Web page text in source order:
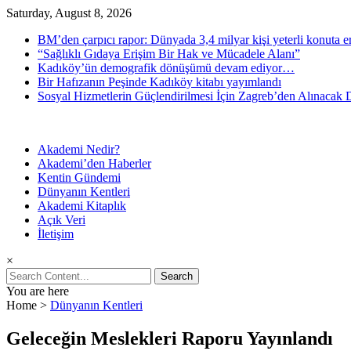
Skip
content
Saturday, August 8, 2026
BM’den çarpıcı rapor: Dünyada 3,4 milyar kişi yeterli konuta
“Sağlıklı Gıdaya Erişim Bir Hak ve Mücadele Alanı”
Kadıköy’ün demografik dönüşümü devam ediyor…
Bir Hafızanın Peşinde Kadıköy kitabı yayımlandı
Sosyal Hizmetlerin Güçlendirilmesi İçin Zagreb’den Alınacak
Kadıköy Belediyesi Akademi
Kent Araştırma Merkezi
Akademi Nedir?
Akademi’den Haberler
Kentin Gündemi
Dünyanın Kentleri
Akademi Kitaplık
Açık Veri
İletişim
×
Search
for:
You are here
Home > Dünyanın Kentleri
Geleceğin Meslekleri Raporu Yayınlandı